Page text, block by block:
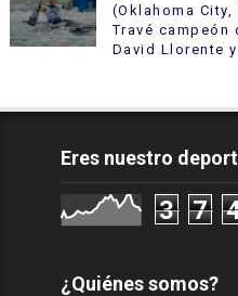
(Oklahoma
Travé campeón
David Llorente
Eres nuestro
3 7
¿Quiénes somos?